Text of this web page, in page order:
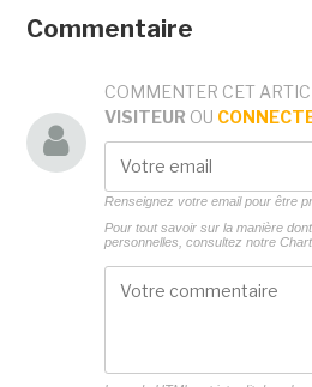
Commentaire
COMMENTER CET
VISITEUR OU
Renseignez votre email pour être
Pour tout savoir sur la manière
personnelles, consultez notre